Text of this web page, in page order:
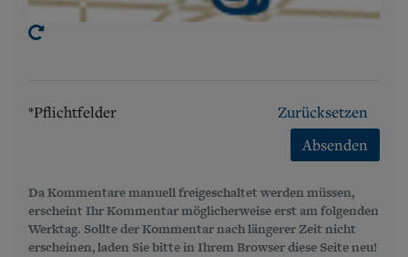
*Pflichtfelder
Zurücksetzen
Absenden
Da Kommentare manuell freigeschaltet werden müssen,
erscheint Ihr Kommentar möglicherweise erst am folgenden
Werktag. Sollte der Kommentar nach längerer Zeit nicht
erscheinen, laden Sie bitte in Ihrem Browser diese Seite neu!